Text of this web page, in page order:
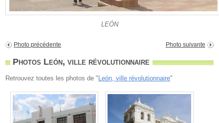
LEÓN
Photo précédente Photo suivante
Photos León, ville révolutionnaire
Retrouvez toutes les photos de "León, ville révolutionnaire"